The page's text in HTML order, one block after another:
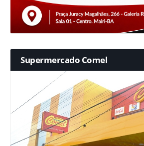
Supermercado Comel